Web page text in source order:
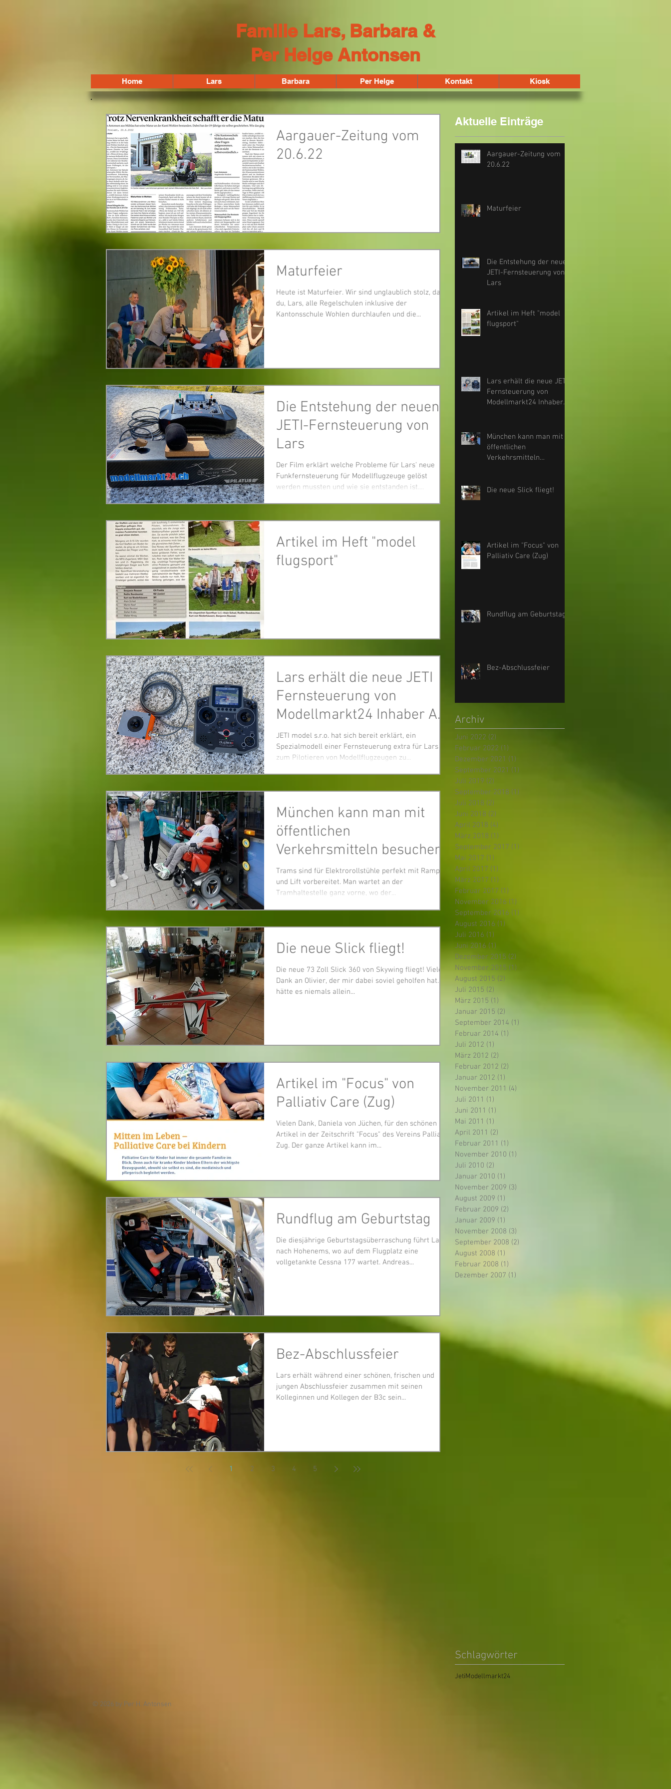
Familie Lars, Barbara &
Per Helge Antonsen
Home Lars Barbara Per Helge Kontakt Kiosk
Aargauer-Zeitung vom
20.6.22
Maturfeier
Heute ist Maturfeier. Wir sind unglaublich stolz, dass
du, Lars, alle Regelschulen inklusive der
Kantonsschule Wohlen durchlaufen und die...
Die Entstehung der neuen
JETI-Fernsteuerung von
Lars
Der Film erklärt welche Probleme für Lars' neue
Funkfernsteuerung für Modellflugzeuge gelöst
werden mussten und wie sie entstanden ist....
Artikel im Heft "model
flugsport"
Lars erhält die neue JETI
Fernsteuerung von
Modellmarkt24 Inhaber Adi
Brügger.
JETI model s.r.o. hat sich bereit erklärt, ein
Spezialmodell einer Fernsteuerung extra für Lars
zum Pilotieren von Modellflugzeugen zu...
München kann man mit
öffentlichen
Verkehrsmitteln besuchen.
Trams sind für Elektrorollstühle perfekt mit Rampe
und Lift vorbereitet. Man wartet an der
Tramhaltestelle ganz vorne, wo der...
Die neue Slick fliegt!
Die neue 73 Zoll Slick 360 von Skywing fliegt! Vielen
Dank an Olivier, der mir dabei soviel geholfen hat. Ich
hätte es niemals allein...
Artikel im "Focus" von
Palliativ Care (Zug)
Vielen Dank, Daniela von Jüchen, für den schönen
Artikel in der Zeitschrift "Focus" des Vereins Palliativ
Zug. Der ganze Artikel kann im...
Rundflug am Geburtstag
Die diesjährige Geburtstagsüberraschung führt Lars
nach Hohenems, wo auf dem Flugplatz eine
vollgetankte Cessna 177 wartet. Andreas...
Bez-Abschlussfeier
Lars erhält während einer schönen, frischen und
jungen Abschlussfeier zusammen mit seinen
Kolleginnen und Kollegen der B3c sein...
1 2 3 4 5
Aktuelle Einträge
Aargauer-Zeitung vom
20.6.22
Maturfeier
Die Entstehung der neuen
JETI-Fernsteuerung von
Lars
Artikel im Heft "model
flugsport"
Lars erhält die neue JETI
Fernsteuerung von
Modellmarkt24 Inhaber
München kann man mit
öffentlichen
Verkehrsmitteln
Die neue Slick fliegt!
Artikel im "Focus" von
Palliativ Care (Zug)
Rundflug am Geburtstag
Bez-Abschlussfeier
Archiv
Juni 2022 (2)
Februar 2022 (1)
Dezember 2021 (1)
September 2021 (1)
Juli 2019 (2)
September 2018 (1)
Juli 2018 (2)
Juni 2018 (2)
April 2018 (4)
März 2018 (1)
September 2017 (1)
Mai 2017 (1)
April 2017 (1)
März 2017 (1)
Februar 2017 (1)
November 2016 (1)
September 2016 (1)
August 2016 (1)
Juli 2016 (1)
Juni 2016 (1)
Dezember 2015 (2)
November 2015 (1)
August 2015 (2)
Juli 2015 (2)
März 2015 (1)
Januar 2015 (2)
September 2014 (1)
Februar 2014 (1)
Juli 2012 (1)
März 2012 (2)
Februar 2012 (2)
Januar 2012 (1)
November 2011 (4)
Juli 2011 (1)
Juni 2011 (1)
Mai 2011 (1)
April 2011 (2)
Februar 2011 (1)
November 2010 (1)
Juli 2010 (2)
Januar 2010 (1)
November 2009 (3)
August 2009 (1)
Februar 2009 (2)
Januar 2009 (1)
November 2008 (3)
September 2008 (2)
August 2008 (1)
Februar 2008 (1)
Dezember 2007 (1)
Schlagwörter
JetiModellmarkt24
© 2026 by Per H. Antonsen